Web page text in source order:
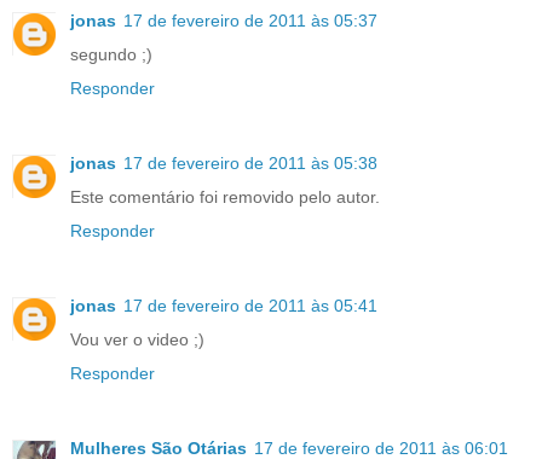
jonas 17 de fevereiro de 2011 às 05:37
segundo ;)
Responder
jonas 17 de fevereiro de 2011 às 05:38
Este comentário foi removido pelo autor.
Responder
jonas 17 de fevereiro de 2011 às 05:41
Vou ver o video ;)
Responder
Mulheres São Otárias 17 de fevereiro de 2011 às 06:01